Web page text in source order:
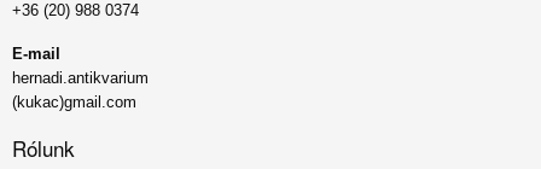
+36 (20) 988 0374
E-mail
hernadi.antikvarium
(kukac)gmail.com
Rólunk